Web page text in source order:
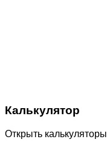
Калькулятор
Открыть калькуляторы